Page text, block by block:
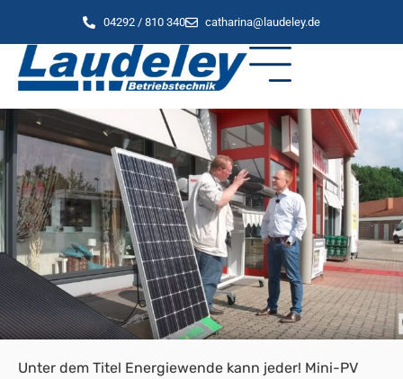
04292 / 810 340 catharina@laudeley.de
Unter dem Titel Energiewende kann jeder! Mini-PV